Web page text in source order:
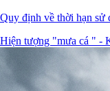
Quy định về thời hạn sử
Hiện tượng "mưa cá " -